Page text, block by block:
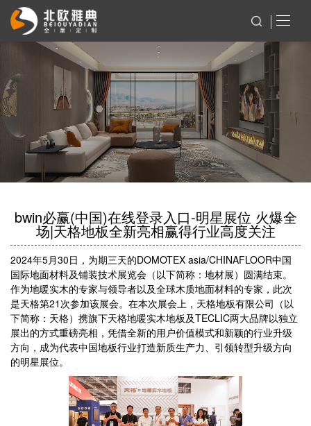
bwin必赢(中国)在线登录入口-明星展位 火爆全
场|天格地板全新亮相赢得行业高度关注
2024年5月30日，为期三天的DOMOTEX asia/CHINAFLOOR中国
国际地面材料及铺装技术展览会（以下简称：地材展）圆满结束。
作为地暖实木的专家与领导者以及全球木质地面材料的专家，此次
是天格第21次参加该展会。在本次展会上，天格地板有限公司（以
下简称：天格）携旗下天格地暖实木地板及TECLIC两大品牌以独立
展出的方式重磅亮相，凭借全新的用户价值模式和新颖的行业升级
方向，成为代表中国地板行业打造新质生产力、引领转型升级方向
的明星展位。